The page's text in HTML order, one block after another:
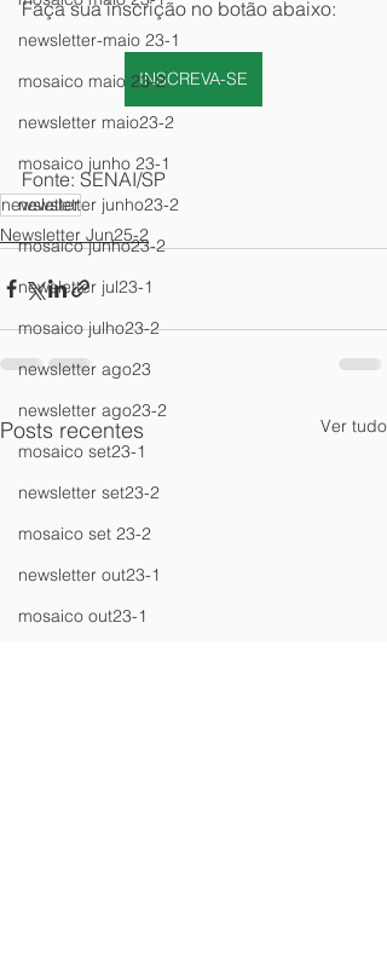
newsletter-maio 23-1
mosaico maio 23-2
newsletter maio23-2
mosaico junho 23-1
newsletter junho23-2
mosaico junho23-2
newsletter jul23-1
mosaico julho23-2
newsletter ago23
newsletter ago23-2
mosaico set23-1
newsletter set23-2
mosaico set 23-2
newsletter out23-1
mosaico out23-1
Faça sua inscrição no botão abaixo:
INSCREVA-SE
Fonte: SENAI/SP
newsletter
Newsletter Jun25-2
Posts recentes Ver tudo